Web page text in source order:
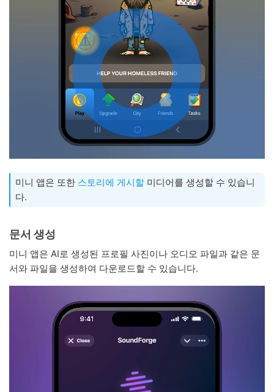
미니 앱은 또한 스토리에 게시할 미디어를 생성할 수 있습니
다.
문서 생성
미니 앱은 AI로 생성된 프로필 사진이나 오디오 파일과 같은 문
서와 파일을 생성하여 다운로드할 수 있습니다.